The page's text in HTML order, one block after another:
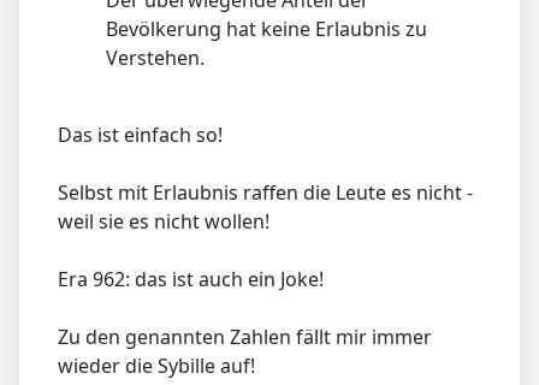
Bevölkerung hat keine Erlaubnis zu
Verstehen.
Das ist einfach so!
Selbst mit Erlaubnis raffen die Leute es nicht -
weil sie es nicht wollen!
Era 962: das ist auch ein Joke!
Zu den genannten Zahlen fällt mir immer
wieder die Sybille auf!